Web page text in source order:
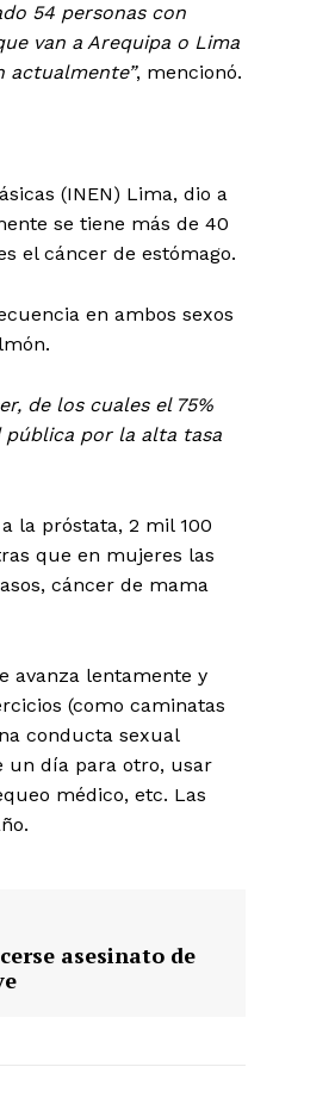
los Andes
54 personas con
van a Arequipa o Lima
actualmente”, mencionó.
(INEN) Lima, dio a
se tiene más de 40
el cáncer de estómago.
en ambos sexos
de los cuales el 75%
pública por la alta tasa
la próstata, 2 mil 100
que en mujeres las
cáncer de mama
avanza lentamente y
(como caminatas
conducta sexual
un día para otro, usar
médico, etc. Las
asesinato de